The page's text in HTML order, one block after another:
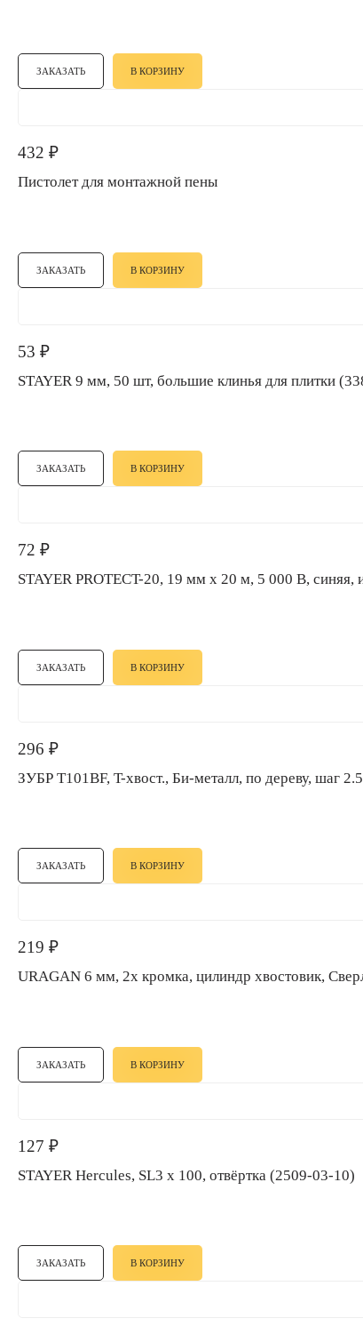
ЗАКАЗАТЬ В КОРЗИНУ
432 ₽
Пистолет для монтажной пены
ЗАКАЗАТЬ В КОРЗИНУ
53 ₽
STAYER 9 мм, 50 шт, большие клинья для плитки
ЗАКАЗАТЬ В КОРЗИНУ
72 ₽
STAYER PROTECT-20, 19 мм х 20 м, 5 000 В,
ЗАКАЗАТЬ В КОРЗИНУ
296 ₽
ЗУБР T101BF, T-хвост., Би-металл, по дереву,
ЗАКАЗАТЬ В КОРЗИНУ
219 ₽
URAGAN 6 мм, 2х кромка, цилиндр хвостовик,
ЗАКАЗАТЬ В КОРЗИНУ
127 ₽
STAYER Hercules, SL3 x 100, отвёртка (2509-03-10)
ЗАКАЗАТЬ В КОРЗИНУ